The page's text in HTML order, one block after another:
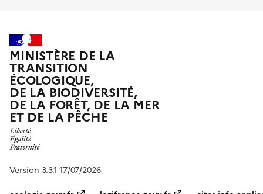
MINISTÈRE DE LA
TRANSITION
ÉCOLOGIQUE,
DE LA BIODIVERSITÉ,
DE LA FORÊT, DE LA MER
ET DE LA PÊCHE
Version 3.3.1 17/07/2026